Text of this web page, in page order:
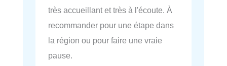
très accueillant et très à l'écoute. À
recommander pour une étape dans
la région ou pour faire une vraie
pause.